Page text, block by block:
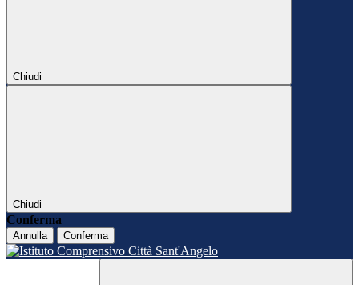
Chiudi
Chiudi
Conferma
Annulla Conferma